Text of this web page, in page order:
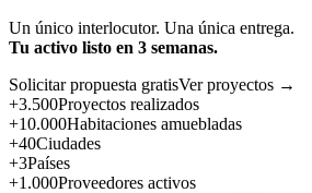
Un único interlocutor. Una única entrega.
Tu activo listo en 3 semanas.
Solicitar propuesta gratisVer proyectos →
+3.500Proyectos realizados
+10.000Habitaciones amuebladas
+40Ciudades
+3Países
+1.000Proveedores activos